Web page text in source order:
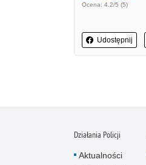
Ocena: 4.2/5 (5)
Udostępnij
Działania Policji
Aktualności